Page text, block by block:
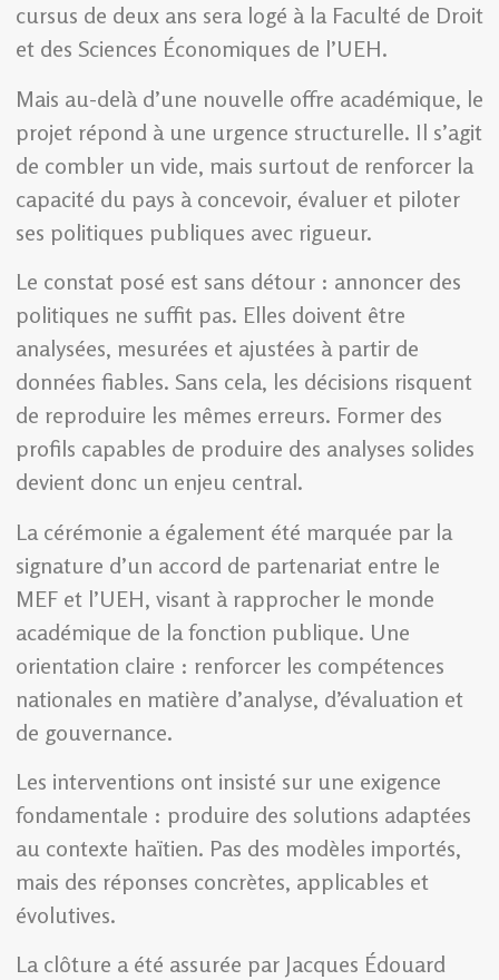
cursus de deux ans sera logé à la Faculté de Droit
et des Sciences Économiques de l’UEH.
Mais au-delà d’une nouvelle offre académique, le
projet répond à une urgence structurelle. Il s’agit
de combler un vide, mais surtout de renforcer la
capacité du pays à concevoir, évaluer et piloter
ses politiques publiques avec rigueur.
Le constat posé est sans détour : annoncer des
politiques ne suffit pas. Elles doivent être
analysées, mesurées et ajustées à partir de
données fiables. Sans cela, les décisions risquent
de reproduire les mêmes erreurs. Former des
profils capables de produire des analyses solides
devient donc un enjeu central.
La cérémonie a également été marquée par la
signature d’un accord de partenariat entre le
MEF et l’UEH, visant à rapprocher le monde
académique de la fonction publique. Une
orientation claire : renforcer les compétences
nationales en matière d’analyse, d’évaluation et
de gouvernance.
Les interventions ont insisté sur une exigence
fondamentale : produire des solutions adaptées
au contexte haïtien. Pas des modèles importés,
mais des réponses concrètes, applicables et
évolutives.
La clôture a été assurée par Jacques Édouard